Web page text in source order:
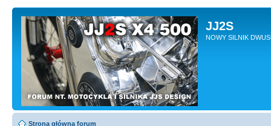
JJ2S
NOWY SILNIK
Strona główna forum